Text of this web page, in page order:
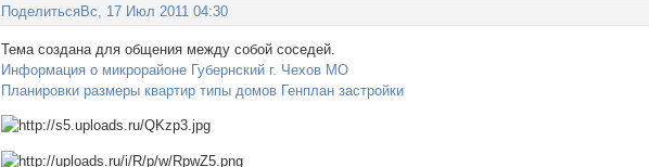
Поделиться Вс, 17 Июл 2011 04:30
Тема создана для общения между собой соседей.
Информация о микрорайоне Губернский г. Чехов МО
Планировки размеры квартир типы домов Генплан застройки